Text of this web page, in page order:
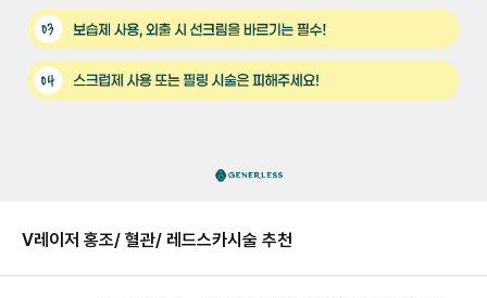
V레이저 홍조/ 혈관/ 레드스카시술 추천